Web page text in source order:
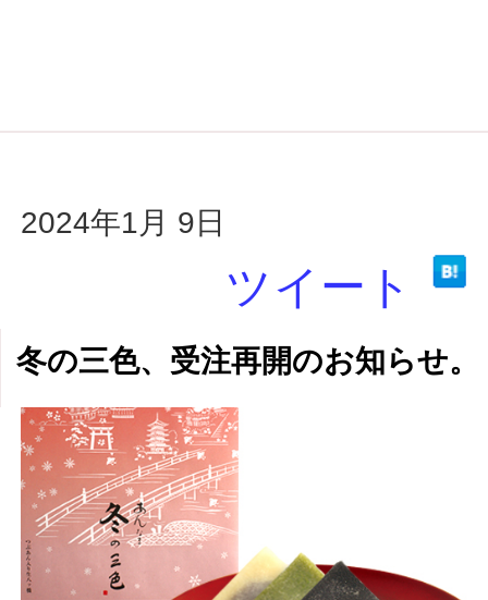
2024年1月 9日
ツイート
冬の三色、受注再開のお知らせ。